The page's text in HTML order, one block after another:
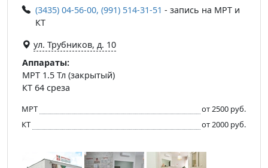
(3435) 04-56-00, (991) 514-31-51 - запись на МРТ и
КТ
ул. Трубников, д. 10
Аппараты:
МРТ 1.5 Тл (закрытый)
КТ 64 среза
МРТ
от 2500 руб.
КТ
от 2000 руб.